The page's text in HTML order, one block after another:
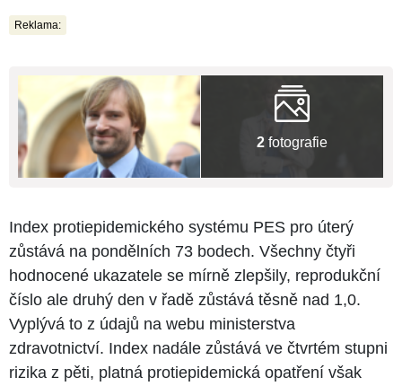
Reklama:
2 fotografie
Index protiepidemického systému PES pro úterý
zůstává na pondělních 73 bodech. Všechny čtyři
hodnocené ukazatele se mírně zlepšily, reprodukční
číslo ale druhý den v řadě zůstává těsně nad 1,0.
Vyplývá to z údajů na webu ministerstva
zdravotnictví. Index nadále zůstává ve čtvrtém stupni
rizika z pěti, platná protiepidemická opatření však